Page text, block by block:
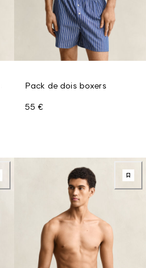
Pack de dois boxers
55 €